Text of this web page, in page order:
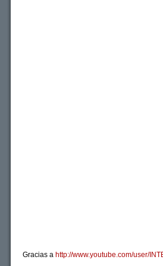
Gracias a http://www.youtube.com/user/